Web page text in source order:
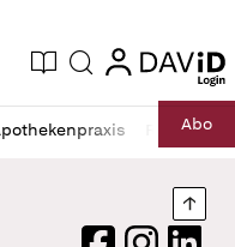
Ausgabe
Suche login
login
RechtAbo
FacebookInstagram